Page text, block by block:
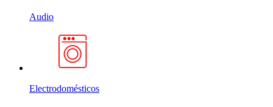
Audio
Electrodomésticos